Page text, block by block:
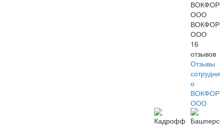
ООО
16
отзывов
Отзывы
о
ООО